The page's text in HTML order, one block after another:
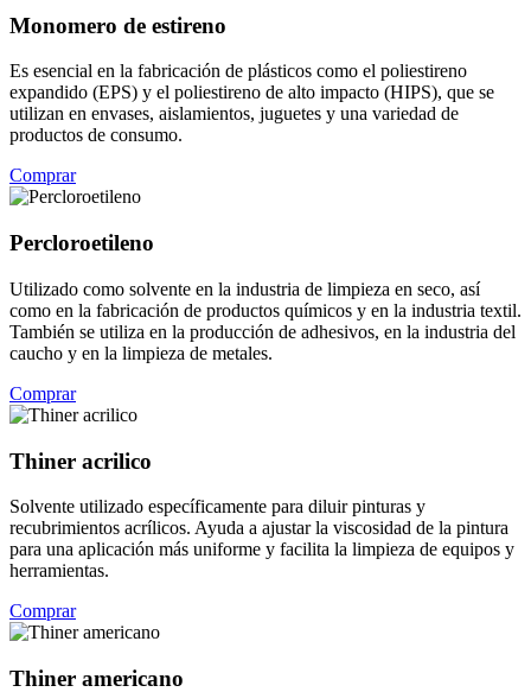
Monomero de estireno
Es esencial en la fabricación de plásticos como el poliestireno
expandido (EPS) y el poliestireno de alto impacto (HIPS), que se
utilizan en envases, aislamientos, juguetes y una variedad de
productos de consumo.
Comprar
Percloroetileno
Utilizado como solvente en la industria de limpieza en seco, así
como en la fabricación de productos químicos y en la industria textil.
También se utiliza en la producción de adhesivos, en la industria del
caucho y en la limpieza de metales.
Comprar
Thiner acrilico
Solvente utilizado específicamente para diluir pinturas y
recubrimientos acrílicos. Ayuda a ajustar la viscosidad de la pintura
para una aplicación más uniforme y facilita la limpieza de equipos y
herramientas.
Comprar
Thiner americano